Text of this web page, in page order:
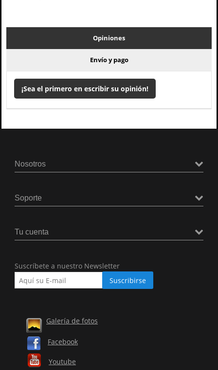
Opiniones
Envío y pago
¡Sea el primero en escribir su opinión!
Nosotros
Soporte
Tu cuenta
Suscríbete a nuestro Newsletter
Galería de fotos
Facebook
Youtube